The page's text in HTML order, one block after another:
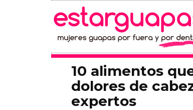
10 alimentos
dolores de
expertos